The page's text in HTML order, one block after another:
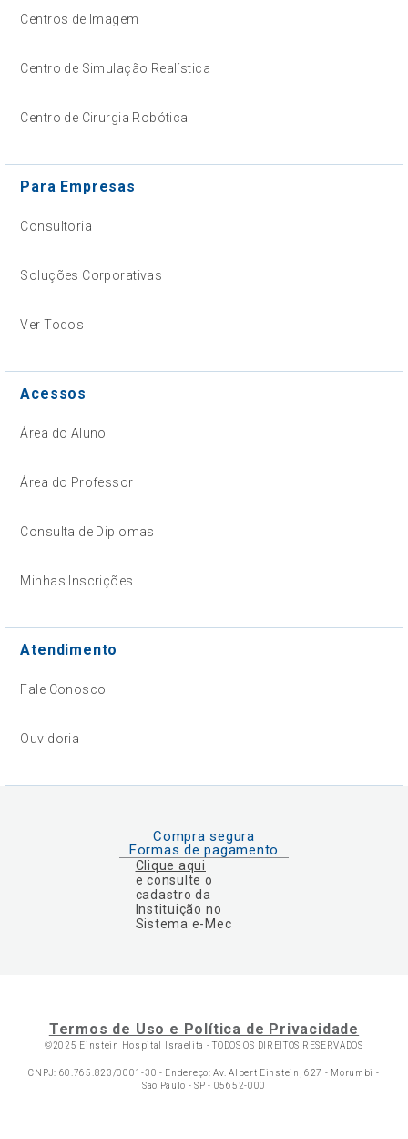
Centros de Imagem
Centro de Simulação Realística
Centro de Cirurgia Robótica
Para Empresas
Consultoria
Soluções Corporativas
Ver Todos
Acessos
Área do Aluno
Área do Professor
Consulta de Diplomas
Minhas Inscrições
Atendimento
Fale Conosco
Ouvidoria
Compra segura
Formas de pagamento
Clique aqui
e consulte o
cadastro da
Instituição no
Sistema e-Mec
Termos de Uso e Política de Privacidade
©2025 Einstein Hospital Israelita -TODOS OS DIREITOS RESERVADOS
CNPJ: 60.765.823/0001-30 - Endereço: Av. Albert Einstein, 627 - Morumbi -
São Paulo - SP - 05652-000